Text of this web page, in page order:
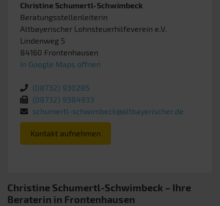
Christine Schumertl-Schwimbeck
Beratungsstellenleiterin
Altbayerischer Lohnsteuerhilfeverein e.V.
Lindenweg 5
84160 Frontenhausen
In Google Maps öffnen
(08732) 930285
(08732) 9384933
schumertl-schwimbeck@altbayerischer.de
Kontakt aufnehmen
Christine Schumertl-Schwimbeck – Ihre
Beraterin in Frontenhausen